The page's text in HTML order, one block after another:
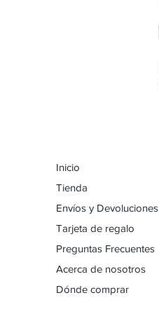
Inicio
Tienda
Envíos y Devoluciones
Tarjeta de regalo
Preguntas Frecuentes
Acerca de nosotros
Dónde comprar